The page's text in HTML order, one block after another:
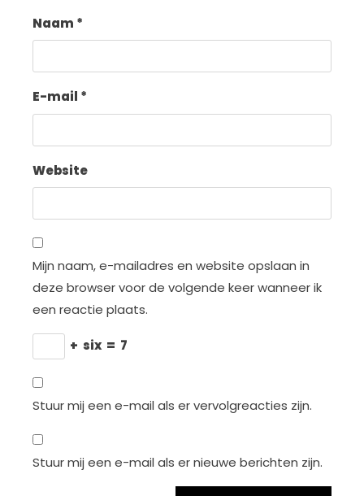
Naam *
E-mail *
Website
Mijn naam, e-mailadres en website opslaan in
deze browser voor de volgende keer wanneer ik
een reactie plaats.
+ six = 7
Stuur mij een e-mail als er vervolgreacties zijn.
Stuur mij een e-mail als er nieuwe berichten zijn.